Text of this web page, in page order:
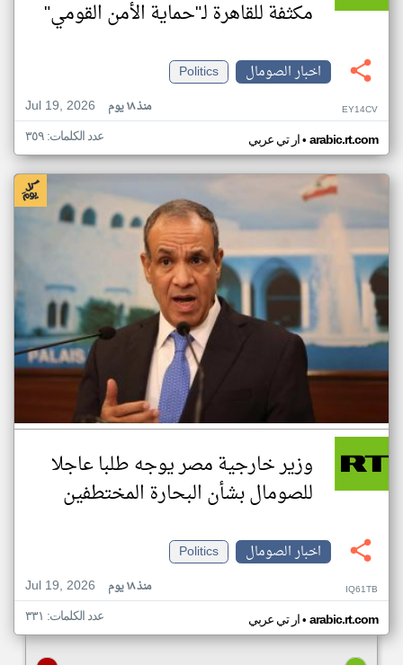
مكثفة للقاهرة لـ"حماية الأمن القومي"
اخبار الصومال
Politics
Jul 19, 2026
منذ ١٨ يوم EY14CV
ار تي عربي• arabic.rt.com عدد الكلمات: ٣٥٩
وزير خارجية مصر يوجه طلبا عاجلا
للصومال بشأن البحارة المختطفين
اخبار الصومال
Politics
Jul 19, 2026
منذ ١٨ يوم IQ61TB
ار تي عربي• arabic.rt.com عدد الكلمات: ٣٣١